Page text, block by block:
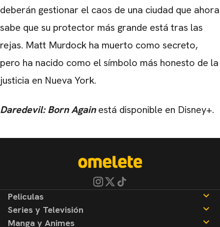
deberán gestionar el caos de una ciudad que ahora
sabe que su protector más grande está tras las
rejas. Matt Murdock ha muerto como secreto,
pero ha nacido como el símbolo más honesto de la
justicia en Nueva York.
Daredevil: Born Againestá disponible en Disney+.
Peliculas
Noticias
Series y Televisión
Manga y Animes